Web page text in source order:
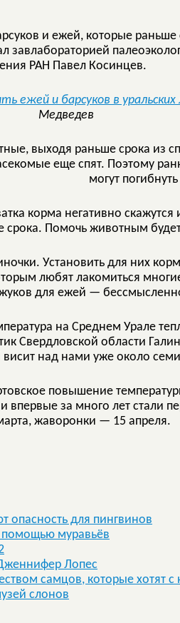
и ежей, которые раньше
завлабораторией
РАН Павел Косинцев.
Медведев
выходя раньше срока из
еще спят. Поэтому
могут
корма негативно
срока. Помочь животным
Установить для них
любят лакомиться
жуков для ежей —
на Среднем Урале
Свердловской области
над нами уже около
повышение
впервые за много лет стали
жаворонки — 15 апреля.
опасность для пингвинов
помощью муравьёв
Лопес
самцов, которые хотят с
слонов